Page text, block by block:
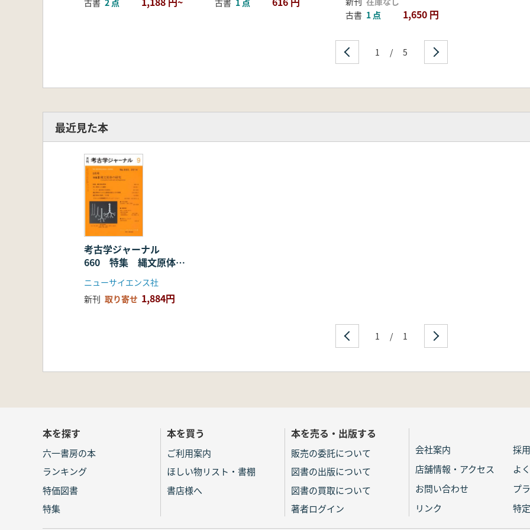
古書 2 点
古書 1 点
古書 1 点 1,650 円
1 / 5
最近見た本
考古学ジャーナル
660 特集 縄文原体の
ニューサイエンス社
新刊 取り寄せ 1,884円
1 / 1
本を探す
六一書房の本
ランキング
特価図書
特集
本を買う
ご利用案内
ほしい物リスト・書棚
書店様へ
本を売る・出版する
販売の委託について
図書の出版について
図書の買取について
著者ログイン
会社案内
採
店舗情報・アクセス
よ
お問い合わせ
プ
リンク
特